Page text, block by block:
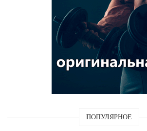
ПОПУЛЯРНОЕ